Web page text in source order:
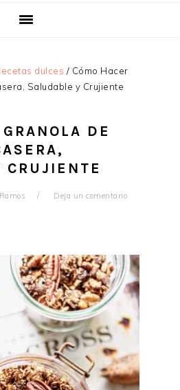
dulces / Cómo Hacer
Saludable y Crujiente
DE
CRUJIENTE
Deja un comentario